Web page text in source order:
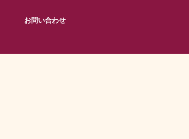
お問い合わせ